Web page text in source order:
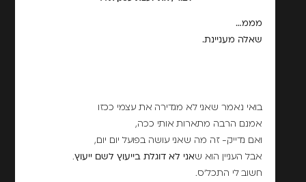
מממ…
שאלה מעניינת.
בואי נאמר שאני לא מגדירה את עצמי ככזו
אמנם הרבה מתארות אותי ככה,
ואם נדייק- זה מה שאני עושה בפועל יום יום,
אבל העניין הוא שאני לא דוגלת בייעוץ לשם ייעוץ.
חשוב לי התכל'ס.